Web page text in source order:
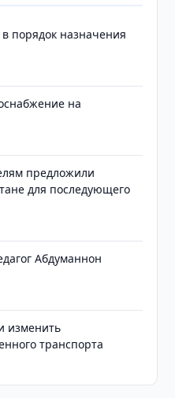
порядок назначения
на
предложили
для последующего
Абдуманнон
изменить
транспорта